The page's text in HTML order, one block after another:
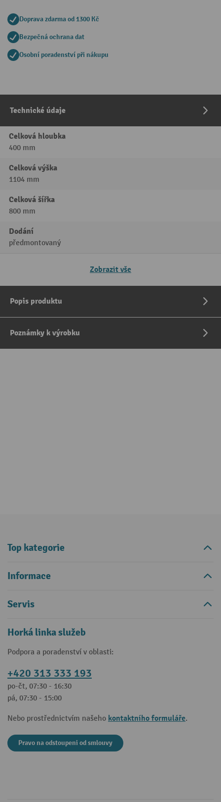
Doprava zdarma od 1300 Kč
Bezpečná ochrana dat
Osobní poradenství při nákupu
Technické údaje
Celková hloubka
400 mm
Celková výška
1104 mm
Celková šířka
800 mm
Dodání
předmontovaný
Zobrazit vše
Popis produktu
Poznámky k výrobku
Top kategorie
Informace
Servis
Horká linka služeb
Podpora a poradenství v oblasti:
+420 313 333 193
po-čt, 07:30 - 16:30
pá, 07:30 - 15:00
Nebo prostřednictvím našeho kontaktního formuláře.
Pravo na odstoupeni od smlouvy